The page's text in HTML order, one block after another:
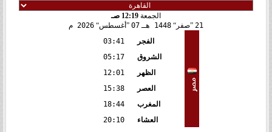
الجمعة 12:19 صـ
21
صفر 1448 هـ 07 أغسطس 2026 م
مصر
الفجر
03:41
الشروق
05:17
الظهر
12:01
العصر
15:38
المغرب
18:44
العشاء
20:10